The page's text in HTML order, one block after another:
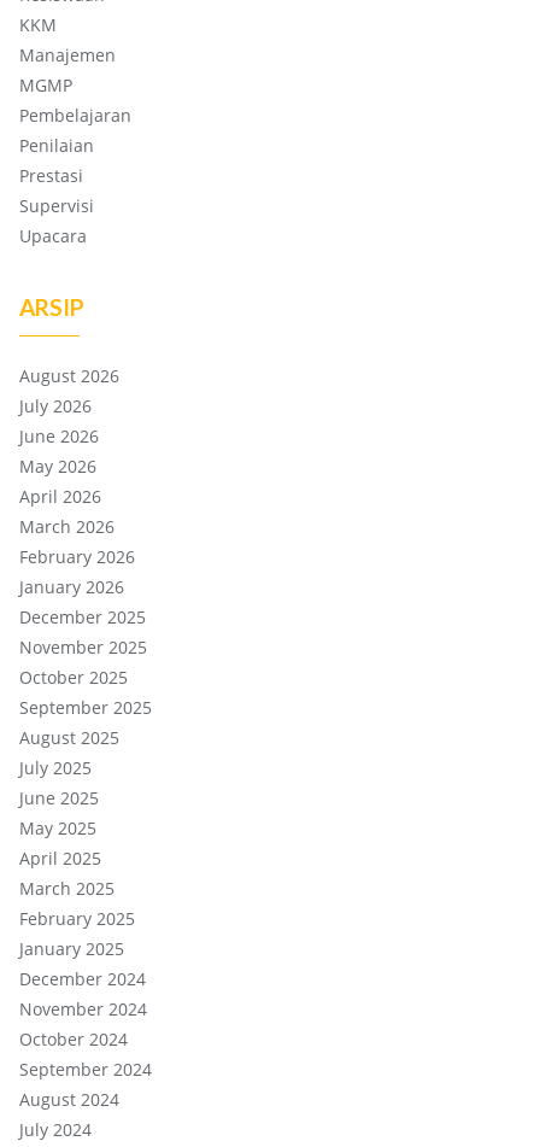
KKM
Manajemen
MGMP
Pembelajaran
Penilaian
Prestasi
Supervisi
Upacara
ARSIP
August 2026
July 2026
June 2026
May 2026
April 2026
March 2026
February 2026
January 2026
December 2025
November 2025
October 2025
September 2025
August 2025
July 2025
June 2025
May 2025
April 2025
March 2025
February 2025
January 2025
December 2024
November 2024
October 2024
September 2024
August 2024
July 2024